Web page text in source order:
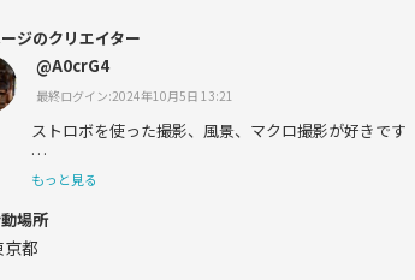
ジのクリエイター
@A0crG4
最終ログイン:2024年10月5日 13:21
ストロボを使った撮影、風景、マクロ撮影が好きです
よろしくお願いします！
もっと見る
場所
京都